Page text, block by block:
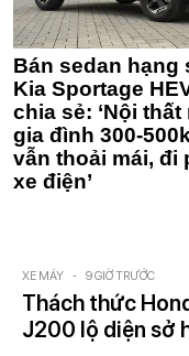
Bán sedan hạng
Kia Sportage
chia sẻ: ‘Nội
gia đình 300-
vẫn thoải mái, đi
xe điện’
XE MÁY - 9 GIỜ TRƯỚC
Thách thức
J200 lộ diện sở